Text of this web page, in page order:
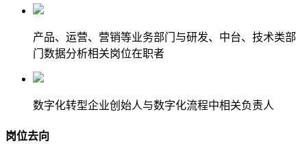
产品、运营、营销等业务部门与研发、中台、技术类部
门数据分析相关岗位在职者
数字化转型企业创始人与数字化流程中相关负责人
岗位去向